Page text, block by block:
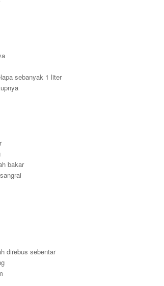
sebanyak 1 liter
bakar
direbus sebentar